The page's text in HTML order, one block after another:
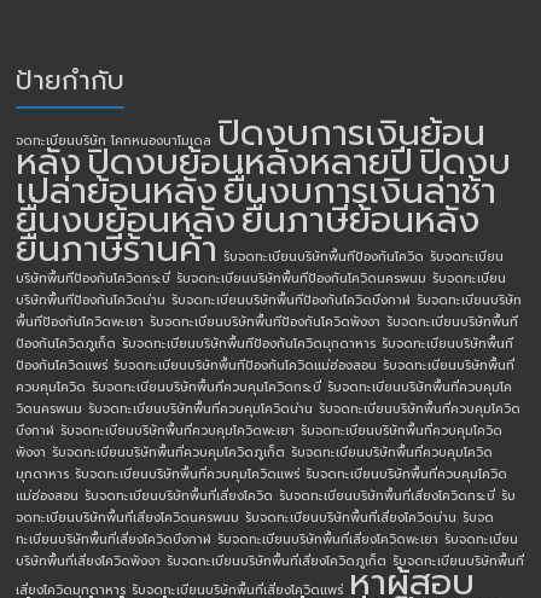
ป้ายกำกับ
จดทะเบียนบริษัท โคกหนองนาโมเดล ปิดงบการเงินย้อน
หลังปิดงบย้อนหลังหลายปีปิดงบ
เปล่าย้อนหลังยื่นงบการเงินล่าช้า
ยื่นงบย้อนหลังยื่นภาษีย้อนหลัง
ยื่นภาษีร้านค้า รับจดทะเบียนบริษัทพื้นทีป้องกันโควิด รับจดทะเบียน
บริษัทพื้นทีป้องกันโควิดกระบี่ รับจดทะเบียนบริษัทพื้นทีป้องกันโควิดนครพนม รับจดทะเบียน
บริษัทพื้นทีป้องกันโควิดน่าน รับจดทะเบียนบริษัทพื้นทีป้องกันโควิดบึงกาฬ รับจดทะเบียนบริษัท
พื้นทีป้องกันโควิดพะเยา รับจดทะเบียนบริษัทพื้นทีป้องกันโควิดพังงา รับจดทะเบียนบริษัทพื้นที
ป้องกันโควิดภูเก็ต รับจดทะเบียนบริษัทพื้นทีป้องกันโควิดมุกดาหาร รับจดทะเบียนบริษัทพื้นที
ป้องกันโควิดแพร่ รับจดทะเบียนบริษัทพื้นทีป้องกันโควิดแม่ฮ่องสอน รับจดทะเบียนบริษัทพื้นที่
ควบคุมโควิด รับจดทะเบียนบริษัทพื้นที่ควบคุมโควิดกระบี่ รับจดทะเบียนบริษัทพื้นที่ควบคุมโค
วิดนครพนม รับจดทะเบียนบริษัทพื้นที่ควบคุมโควิดน่าน รับจดทะเบียนบริษัทพื้นที่ควบคุมโควิด
บึงกาฬ รับจดทะเบียนบริษัทพื้นที่ควบคุมโควิดพะเยา รับจดทะเบียนบริษัทพื้นที่ควบคุมโควิด
พังงา รับจดทะเบียนบริษัทพื้นที่ควบคุมโควิดภูเก็ต รับจดทะเบียนบริษัทพื้นที่ควบคุมโควิด
มุกดาหาร รับจดทะเบียนบริษัทพื้นที่ควบคุมโควิดแพร่ รับจดทะเบียนบริษัทพื้นที่ควบคุมโควิด
แม่ฮ่องสอน รับจดทะเบียนบริษัทพื้นที่เสี่ยงโควิด รับจดทะเบียนบริษัทพื้นที่เสี่ยงโควิดกระบี่ รับ
จดทะเบียนบริษัทพื้นที่เสี่ยงโควิดนครพนม รับจดทะเบียนบริษัทพื้นที่เสี่ยงโควิดน่าน รับจด
ทะเบียนบริษัทพื้นที่เสี่ยงโควิดบึงกาฬ รับจดทะเบียนบริษัทพื้นที่เสี่ยงโควิดพะเยา รับจดทะเบียน
บริษัทพื้นที่เสี่ยงโควิดพังงา รับจดทะเบียนบริษัทพื้นที่เสี่ยงโควิดภูเก็ต รับจดทะเบียนบริษัทพื้นที่
เสี่ยงโควิดมุกดาหาร รับจดทะเบียนบริษัทพื้นที่เสี่ยงโควิดแพร่ หาผู้สอบ